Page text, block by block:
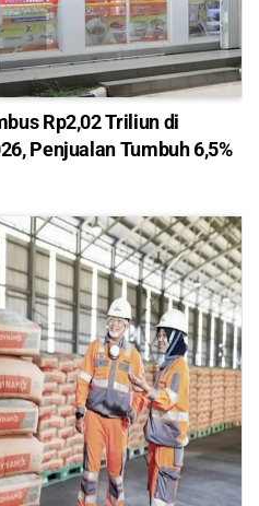
Rp2,02 Triliun di
Penjualan Tumbuh 6,5%